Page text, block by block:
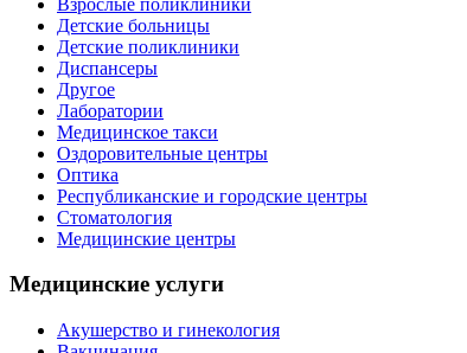
Детские больницы
Детские поликлиники
Диспансеры
Другое
Лаборатории
Медицинское такси
Оздоровительные центры
Оптика
Республиканские и городские центры
Стоматология
Медицинские центры
Медицинские услуги
Акушерство и гинекология